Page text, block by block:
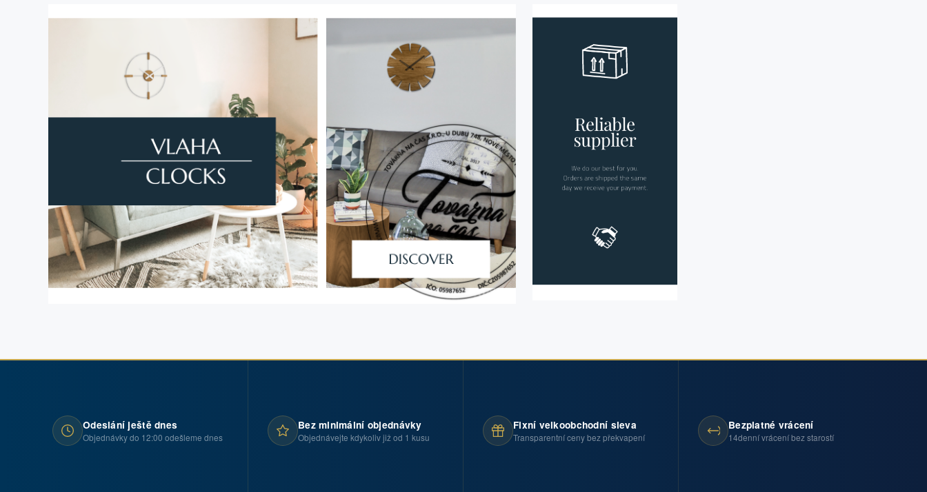
Odeslání ještě dnes
Objednávky do 12:00 odešleme dnes
Bez minimální objednávky
Objednávejte kdykoliv již od 1 kusu
Fixní velkoobchodní sleva
Transparentní ceny bez překvapení
Bezplatné vrácení
14denní vrácení bez starostí